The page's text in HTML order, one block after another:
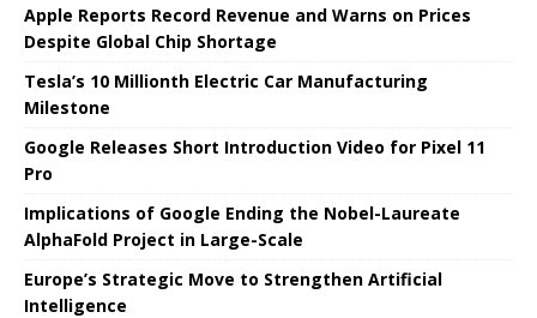
Apple Reports Record Revenue and Warns on Prices
Despite Global Chip Shortage
Tesla’s 10 Millionth Electric Car Manufacturing
Milestone
Google Releases Short Introduction Video for Pixel 11
Pro
Implications of Google Ending the Nobel-Laureate
AlphaFold Project in Large-Scale
Europe’s Strategic Move to Strengthen Artificial
Intelligence